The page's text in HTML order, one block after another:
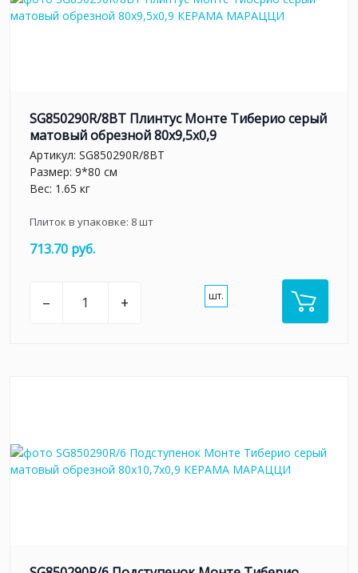
SG850290R/8BT Плинтус Монте Тиберио серый
матовый обрезной 80x9,5x0,9
Артикул: SG850290R/8BT
Размер: 9*80 см
Вес: 1.65 кг
Плиток в упаковке: 8шт
713.70 руб.
– + шт.